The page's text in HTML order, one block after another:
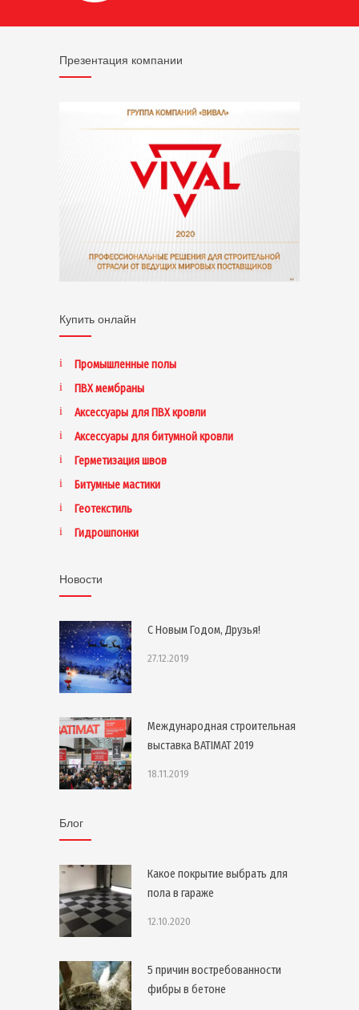
Презентация компании
Купить онлайн
Промышленные полы
ПВХ мембраны
Аксессуары для ПВХ кровли
Аксессуары для битумной кровли
Герметизация швов
Битумные мастики
Геотекстиль
Гидрошпонки
Новости
С Новым Годом, Друзья!
27.12.2019
Международная строительная
выставка BATIMAT 2019
18.11.2019
Блог
Какое покрытие выбрать для
пола в гараже
12.10.2020
5 причин востребованности
фибры в бетоне